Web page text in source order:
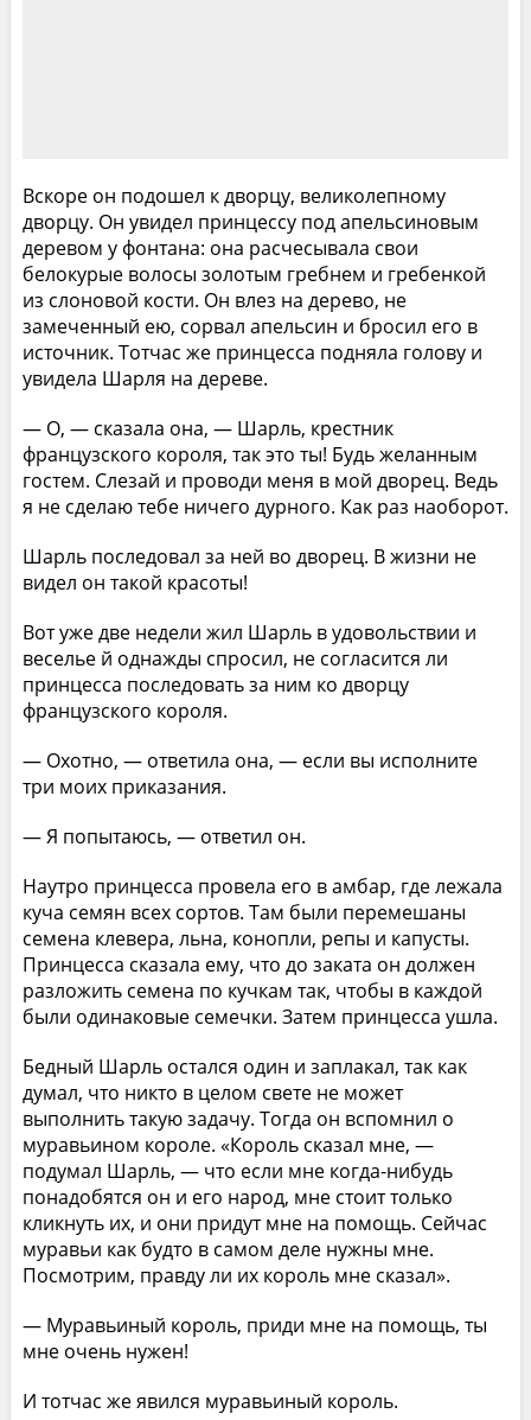
Вскоре он подошел к дворцу, великолепному
дворцу. Он увидел принцессу под апельсиновым
деревом у фонтана: она расчесывала свои
белокурые волосы золотым гребнем и гребенкой
из слоновой кости. Он влез на дерево, не
замеченный ею, сорвал апельсин и бросил его в
источник. Тотчас же принцесса подняла голову и
увидела Шарля на дереве.
— О, — сказала она, — Шарль, крестник
французского короля, так это ты! Будь желанным
гостем. Слезай и проводи меня в мой дворец. Ведь
я не сделаю тебе ничего дурного. Как раз наоборот.
Шарль последовал за ней во дворец. В жизни не
видел он такой красоты!
Вот уже две недели жил Шарль в удовольствии и
веселье й однажды спросил, не согласится ли
принцесса последовать за ним ко дворцу
французского короля.
— Охотно, — ответила она, — если вы исполните
три моих приказания.
— Я попытаюсь, — ответил он.
Наутро принцесса провела его в амбар, где лежала
куча семян всех сортов. Там были перемешаны
семена клевера, льна, конопли, репы и капусты.
Принцесса сказала ему, что до заката он должен
разложить семена по кучкам так, чтобы в каждой
были одинаковые семечки. Затем принцесса ушла.
Бедный Шарль остался один и заплакал, так как
думал, что никто в целом свете не может
выполнить такую задачу. Тогда он вспомнил о
муравьином короле. «Король сказал мне, —
подумал Шарль, — что если мне когда-нибудь
понадобятся он и его народ, мне стоит только
кликнуть их, и они придут мне на помощь. Сейчас
муравьи как будто в самом деле нужны мне.
Посмотрим, правду ли их король мне сказал».
— Муравьиный король, приди мне на помощь, ты
мне очень нужен!
И тотчас же явился муравьиный король.